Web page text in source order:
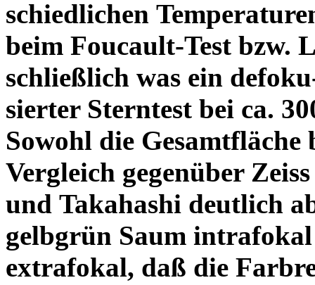
schiedlichen
beim Foucault-Test bzw.
schließlich was ein
sierter Sterntest bei ca.
Sowohl die
Vergleich gegenüber Zeiss
und Takahashi deutlich
gelbgrün Saum
extrafokal, daß die